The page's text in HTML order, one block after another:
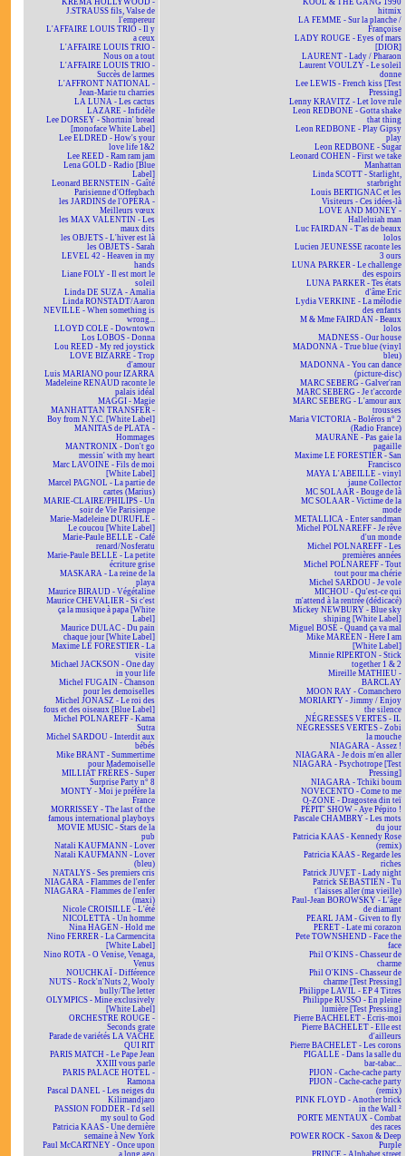
KRÉMA HOLLYWOOD -
J.STRAUSS fils, Valse de
l'empereur
L'AFFAIRE LOUIS TRIO - Il y
a ceux
L'AFFAIRE LOUIS TRIO -
Nous on a tout
L'AFFAIRE LOUIS TRIO -
Succès de larmes
L'AFFRONT NATIONAL -
Jean-Marie tu charries
LA LUNA - Les cactus
LAZARE - Infidèle
Lee DORSEY - Shortnin' bread
[monoface White Label]
Lee ELDRED - How's your
love life 1&2
Lee REED - Ram ram jam
Lena GOLD - Radio [Blue
Label]
Leonard BERNSTEIN - Gaîté
Parisienne d'Offenbach
les JARDINS de l'OPÉRA -
Meilleurs vœux
les MAX VALENTIN - Les
maux dits
les OBJETS - L'hiver est là
les OBJETS - Sarah
LEVEL 42 - Heaven in my
hands
Liane FOLY - Il est mort le
soleil
Linda DE SUZA - Amalia
Linda RONSTADT/Aaron
NEVILLE - When something is
wrong...
LLOYD COLE - Downtown
Los LOBOS - Donna
Lou REED - My red joystick
LOVE BIZARRE - Trop
d'amour
Luis MARIANO pour IZARRA
Madeleine RENAUD raconte le
palais idéal
MAGGI - Magie
MANHATTAN TRANSFER -
Boy from N.Y.C. [White Label]
MANITAS de PLATA -
Hommages
MANTRONIX - Don't go
messin' with my heart
Marc LAVOINE - Fils de moi
[White Label]
Marcel PAGNOL - La partie de
cartes (Marius)
MARIE-CLAIRE/PHILIPS - Un
soir de Vie Parisienne
Marie-Madeleine DURUFLÉ -
Le coucou [White Label]
Marie-Paule BELLE - Café
renard/Nosferatu
Marie-Paule BELLE - La petite
écriture grise
MASKARA - La reine de la
playa
Maurice BIRAUD - Végétaline
Maurice CHEVALIER - Si c'est
ça la musique à papa [White
Label]
Maurice DULAC - Du pain
chaque jour [White Label]
Maxime LE FORESTIER - La
visite
Michael JACKSON - One day
in your life
Michel FUGAIN - Chanson
pour les demoiselles
Michel JONASZ - Le roi des
fous et des oiseaux [Blue Label]
Michel POLNAREFF - Kama
Sutra
Michel SARDOU - Interdit aux
bébés
Mike BRANT - Summertime
pour Mademoiselle
MILLIAT FRÈRES - Super
Surprise Party n° 8
MONTY - Moi je préfère la
France
MORRISSEY - The last of the
famous international playboys
MOVIE MUSIC - Stars de la
pub
Natali KAUFMANN - Lover
Natali KAUFMANN - Lover
(bleu)
NATALYS - Ses premiers cris
NIAGARA - Flammes de l'enfer
NIAGARA - Flammes de l'enfer
(maxi)
Nicole CROISILLE - L'été
NICOLETTA - Un homme
Nina HAGEN - Hold me
Nino FERRER - La Carmencita
[White Label]
Nino ROTA - O Venise, Venaga,
Venus
NOUCHKAÏ - Différence
NUTS - Rock'n'Nuts 2, Wooly
bully/The letter
OLYMPICS - Mine exclusively
[White Label]
ORCHESTRE ROUGE -
Seconds grate
Parade de variétés LA VACHE
QUI RIT
PARIS MATCH - Le Pape Jean
XXIII vous parle
PARIS PALACE HOTEL -
Ramona
Pascal DANEL - Les neiges du
Kilimandjaro
PASSION FODDER - I'd sell
my soul to God
Patricia KAAS - Une dernière
semaine à New York
Paul McCARTNEY - Once upon
a long ago
KOOL & THE GANG 1990
hitmix
LA FEMME - Sur la planche /
Françoise
LADY ROUGE - Eyes of mars
[DIOR]
LAURENT - Lady / Pharaon
Laurent VOULZY - Le soleil
donne
Lee LEWIS - French kiss [Test
Pressing]
Lenny KRAVITZ - Let love rule
Leon REDBONE - Gotta shake
that thing
Leon REDBONE - Play Gipsy
play
Leon REDBONE - Sugar
Leonard COHEN - First we take
Manhattan
Linda SCOTT - Starlight,
starbright
Louis BERTIGNAC et les
Visiteurs - Ces idées-là
LOVE AND MONEY -
Halleluiah man
Luc FAIRDAN - T'as de beaux
lolos
Lucien JEUNESSE raconte les
3 ours
LUNA PARKER - Le challenge
des espoirs
LUNA PARKER - Tes états
d'âme Eric
Lydia VERKINE - La mélodie
des enfants
M & Mme FAIRDAN - Beaux
lolos
MADNESS - Our house
MADONNA - True blue (vinyl
bleu)
MADONNA - You can dance
(picture-disc)
MARC SEBERG - Galver'ran
MARC SEBERG - Je t'accorde
MARC SEBERG - L'amour aux
trousses
Maria VICTORIA - Boléros n° 2
(Radio France)
MAURANE - Pas gaie la
pagaille
Maxime LE FORESTIER - San
Francisco
MAYA L'ABEILLE - vinyl
jaune Collector
MC SOLAAR - Bouge de là
MC SOLAAR - Victime de la
mode
METALLICA - Enter sandman
Michel POLNAREFF - Je rêve
d'un monde
Michel POLNAREFF - Les
premières années
Michel POLNAREFF - Tout
tout pour ma chérie
Michel SARDOU - Je vole
MICHOU - Qu'est-ce qui
m'attend à la rentrée (dédicacé)
Mickey NEWBURY - Blue sky
shining [White Label]
Miguel BOSÉ - Quand ça va mal
Mike MAREEN - Here I am
[White Label]
Minnie RIPERTON - Stick
together 1 & 2
Mireille MATHIEU -
BARCLAY
MOON RAY - Comanchero
MORIARTY - Jimmy / Enjoy
the silence
NÉGRESSES VERTES - IL
NÉGRESSES VERTES - Zobi
la mouche
NIAGARA - Assez !
NIAGARA - Je dois m'en aller
NIAGARA - Psychotrope [Test
Pressing]
NIAGARA - Tchiki boum
NOVECENTO - Come to me
O-ZONE - Dragostea din teï
PÉPIT' SHOW - Aye Pépito !
Pascale CHAMBRY - Les mots
du jour
Patricia KAAS - Kennedy Rose
(remix)
Patricia KAAS - Regarde les
riches
Patrick JUVET - Lady night
Patrick SÉBASTIEN - Tu
t'laisses aller (ma vieille)
Paul-Jean BOROWSKY - L'âge
de diamant
PEARL JAM - Given to fly
PERET - Late mi corazon
Pete TOWNSHEND - Face the
face
Phil O'KINS - Chasseur de
charme
Phil O'KINS - Chasseur de
charme [Test Pressing]
Philippe LAVIL - EP 4 Titres
Philippe RUSSO - En pleine
lumière [Test Pressing]
Pierre BACHELET - Écris-moi
Pierre BACHELET - Elle est
d'ailleurs
Pierre BACHELET - Les corons
PIGALLE - Dans la salle du
bar-tabac...
PIJON - Cache-cache party
PIJON - Cache-cache party
(remix)
PINK FLOYD - Another brick
in the Wall ²
PORTE MENTAUX - Combat
des races
POWER ROCK - Saxon & Deep
Purple
PRINCE - Alphabet street